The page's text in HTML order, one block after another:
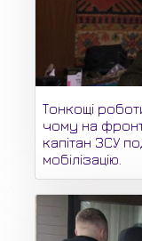
Тонкощі
чому на фронт
капітан ЗСУ
мобілізацію.